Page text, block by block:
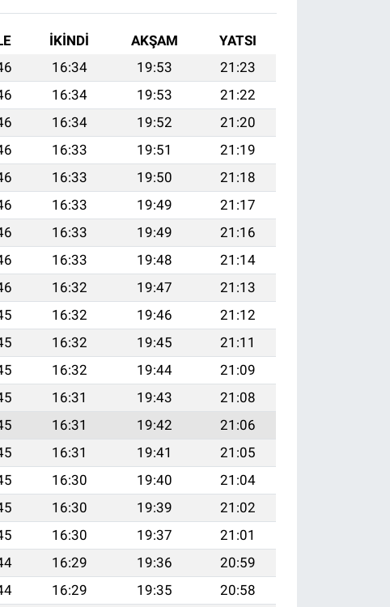
İKINDI AKŞAM
YATSI
16:34 19:53
21:23
16:34 19:53
21:22
16:34 19:52
21:20
16:33 19:51
21:19
16:33 19:50
21:18
16:33 19:49
21:17
16:33 19:49
21:16
16:33 19:48
21:14
16:32 19:47
21:13
16:32 19:46
21:12
16:32 19:45
21:11
16:32 19:44
21:09
16:31 19:43
21:08
16:31 19:42
21:06
16:31 19:41
21:05
16:30 19:40
21:04
16:30 19:39
21:02
16:30 19:37
21:01
16:29 19:36
20:59
16:29 19:35
20:58